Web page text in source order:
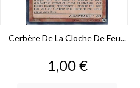
Cerbère De La Cloche De Feu...
Prix
1,00 €